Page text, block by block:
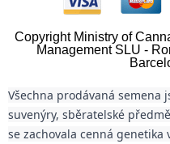
Copyright Ministry of
Management SLU -
Všechna prodávaná semena
suvenýry, sběratelské
se zachovala cenná